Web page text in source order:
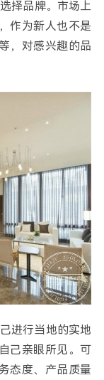
择品牌。市场上
作为新人也不是
，对感兴趣的品
进行当地的实地
己亲眼所见。可
态度、产品质量